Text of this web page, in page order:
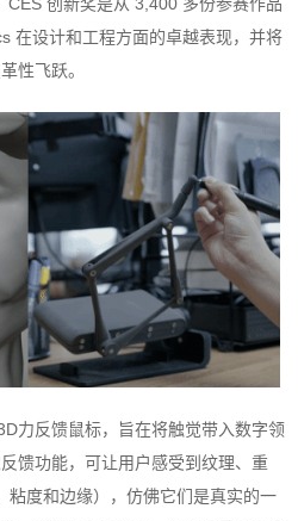
在设计和工程方面的卓越表现，并将
性飞跃。
反馈鼠标，旨在将触觉带入数字领
馈功能，可让用户感受到纹理、重
粘度和边缘），仿佛它们是真实的一